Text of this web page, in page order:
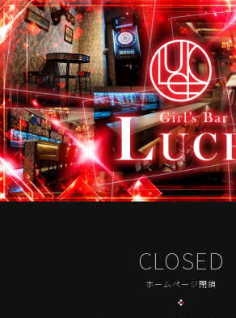
CLOSED
ホームページ閉鎖